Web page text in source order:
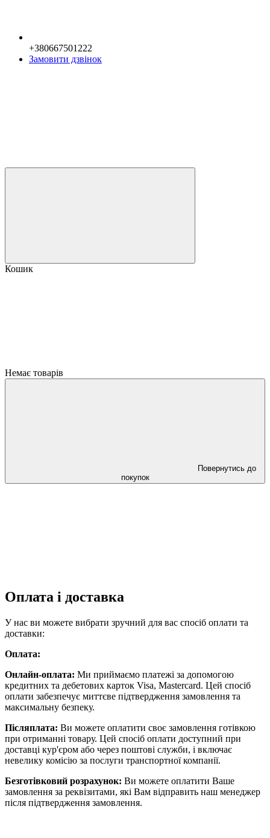
+380667501222
Замовити дзвінок
Кошик
Немає товарів
Повернутись до
покупок
Оплата і доставка
У нас ви можете вибрати зручний для вас спосіб оплати та
доставки:
Оплата:
Онлайн-оплата: Ми приймаємо платежі за допомогою
кредитних та дебетових карток Visa, Mastercard. Цей спосіб
оплати забезпечує миттєве підтвердження замовлення та
максимальну безпеку.
Післяплата: Ви можете оплатити своє замовлення готівкою
при отриманні товару. Цей спосіб оплати доступний при
доставці кур'єром або через поштові служби, і включає
невелику комісію за послуги транспортної компанії.
Безготівковий розрахунок: Ви можете оплатити Ваше
замовлення за реквізитами, які Вам відправить наш менеджер
після підтвердження замовлення.